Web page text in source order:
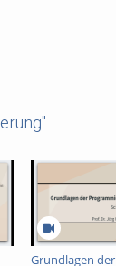
Grundlagen der